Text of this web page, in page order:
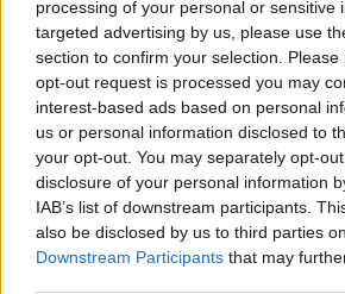
processing of your personal or sensitive
targeted advertising by us, please use
section to confirm your selection.
opt-out request is processed you may
interest-based ads based on personal
us or personal information disclosed to
your opt-out. You may separately opt-
disclosure of your personal information
IAB’s list of downstream participants.
also be disclosed by us to third parties
Downstream Participants that may
Υπενθύμιση:
Για την μερική αναπαραγωγή της
ιστοσελίδες είναι απαραίτητη η
παρεχόμενου συνδέσμου
της Δημοκρατικής.